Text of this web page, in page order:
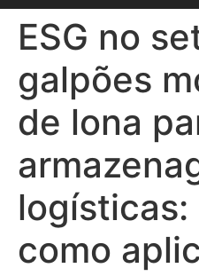
ESG no
galpões
de lona
logísticas:
como